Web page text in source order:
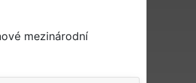
mezinárodní